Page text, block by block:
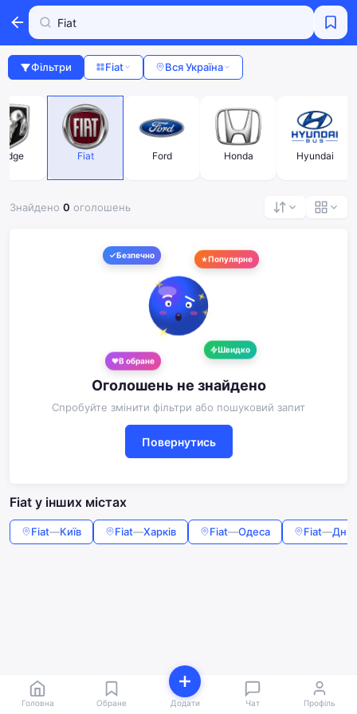
Фільтри Fiat Вся Україна
Fiat Ford Honda Hyundai
Знайдено 0 оголошень
Безпечно Популярне
Швидко
В обране
Оголошень не знайдено
Спробуйте змінити фільтри або пошуковий запит
Повернутись
Fiat у інших містах
Fiat—Київ Fiat—Харків Fiat—Одеса Fiat—
Головна Обране Додати Чат Профіль